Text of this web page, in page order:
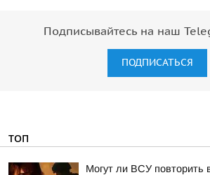
Подписывайтесь на наш
ПОДПИСАТЬСЯ
ТОП
Могут ли ВСУ повторить